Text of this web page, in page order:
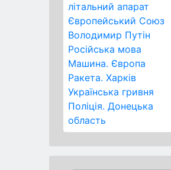
літальний апарат
Європейський Союз
Володимир Путін
Російська мова
Машина. Європа
Ракета. Харків
Українська гривня
Поліція. Донецька
область